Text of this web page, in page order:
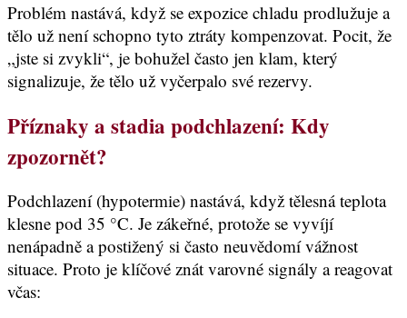
Problém nastává, když se expozice chladu prodlužuje a
tělo už není schopno tyto ztráty kompenzovat. Pocit, že
„jste si zvykli“, je bohužel často jen klam, který
signalizuje, že tělo už vyčerpalo své rezervy.
Příznaky a stadia podchlazení: Kdy
zpozornět?
Podchlazení (hypotermie) nastává, když tělesná teplota
klesne pod 35 °C. Je zákeřné, protože se vyvíjí
nenápadně a postižený si často neuvědomí vážnost
situace. Proto je klíčové znát varovné signály a reagovat
včas: